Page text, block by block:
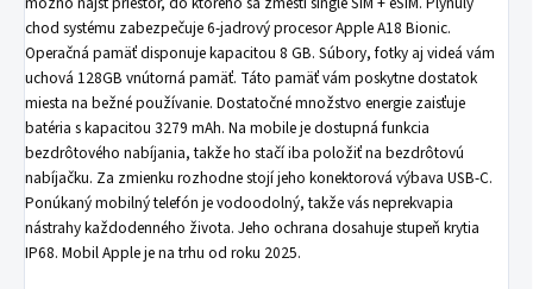
chod systému zabezpečuje 6-jadrový procesor Apple A18 Bionic.
Operačná pamäť disponuje kapacitou 8 GB. Súbory, fotky aj videá vám
uchová 128GB vnútorná pamäť. Táto pamäť vám poskytne dostatok
miesta na bežné používanie. Dostatočné množstvo energie zaisťuje
batéria s kapacitou 3279 mAh. Na mobile je dostupná funkcia
bezdrôtového nabíjania, takže ho stačí iba položiť na bezdrôtovú
nabíjačku. Za zmienku rozhodne stojí jeho konektorová výbava USB-C.
Ponúkaný mobilný telefón je vodoodolný, takže vás neprekvapia
nástrahy každodenného života. Jeho ochrana dosahuje stupeň krytia
IP68. Mobil Apple je na trhu od roku 2025.